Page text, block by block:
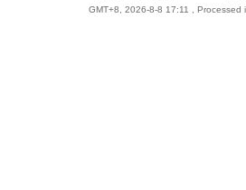
GMT+8, 2026-8-8 17:11 , Processed